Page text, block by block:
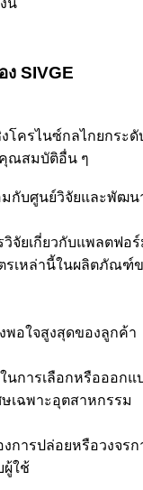
น
SIVGE
ครไนซ์กลไกยกร
ณสมบัติอื่น ๆ
กับศูนย์วิจัยและพั
จัยเกี่ยวกับแพลตฟ
รเหล่านี้ในผลิตภัณฑ์ข
อใจสูงสุดของลูกค้า
การเลือกหรือออก
เฉพาะอุตสาหกรรม
การปล่อยหรือวงจรก
ผู้ใช้